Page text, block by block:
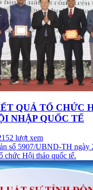
QUẢ TỔ CHỨC
NHẬP QUỐC TẾ
lượt xem
số 5907/UBND-TH
chức Hội thảo quốc tế.